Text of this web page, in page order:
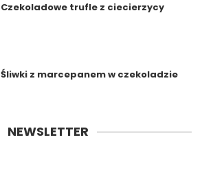
Czekoladowe trufle z ciecierzycy
Śliwki z marcepanem w czekoladzie
NEWSLETTER